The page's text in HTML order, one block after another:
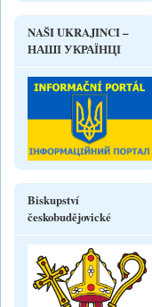
NAŠI UKRAJINCI –
НАШІ УКРАЇНЦІ
Biskupství
českobudějovické